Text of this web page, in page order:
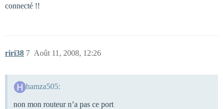
connecté !!
riri38 Août 11, 2008, 12:26
7
hamza505:
non mon routeur n’a pas ce port